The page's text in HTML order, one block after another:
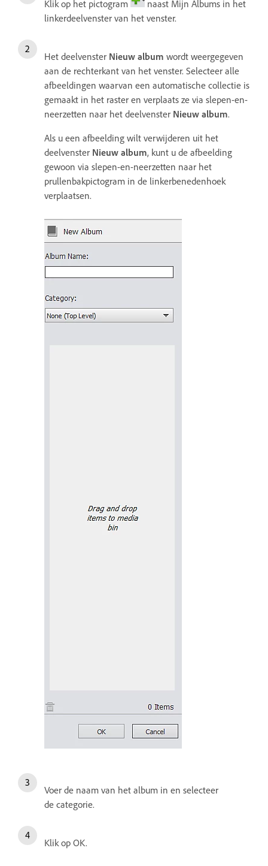
Klik op het pictogram
naast Mijn Albums in het
linkerdeelvenster van het venster.
Het deelvenster Nieuw album wordt weergegeven
aan de rechterkant van het venster. Selecteer alle
afbeeldingen waarvan een automatische collectie is
gemaakt in het raster en verplaats ze via slepen-en-
neerzetten naar het deelvenster Nieuw album.
Als u een afbeelding wilt verwijderen uit het
deelvenster Nieuw album, kunt u de afbeelding
gewoon via slepen-en-neerzetten naar het
prullenbakpictogram in de linkerbenedenhoek
verplaatsen.
Voer de naam van het album in en selecteer
de categorie.
Klik op OK.